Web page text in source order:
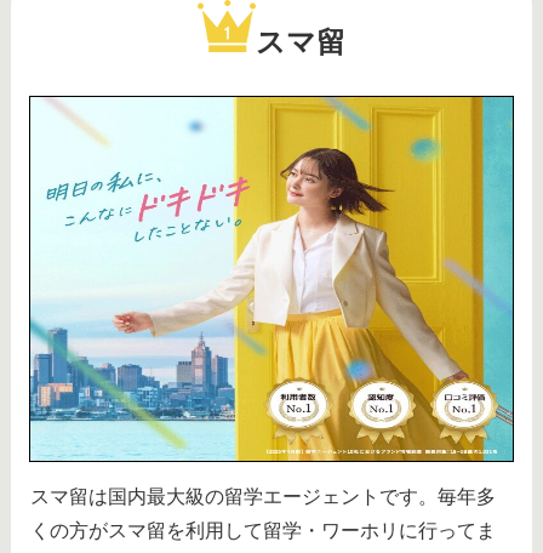
スマ留
スマ留は国内最大級の留学エージェントです。毎年多
くの方がスマ留を利用して留学・ワーホリに行ってま